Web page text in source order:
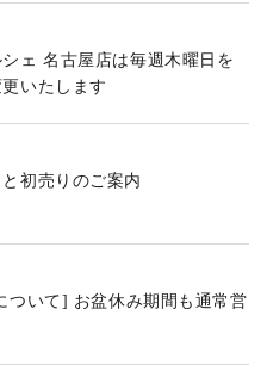
ェ 名古屋店は毎週木曜日を
いたします
初売りのご案内
ついて] お盆休み期間も通常営